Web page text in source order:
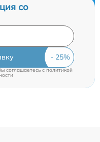
со
соглашаетесь cполитикой